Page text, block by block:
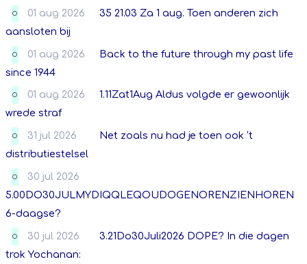
O 01 aug 2026
35 21.03 Za 1 aug. Toen anderen zich
aansloten bij
O 01 aug 2026
Back to the future through my past life
since 1944
O 01 aug 2026
1.11Zat1Aug Aldus volgde er gewoonlijk
wrede straf
O 31 jul 2026
Net zoals nu had je toen ook ‘t
distributiestelsel
O
30 jul 2026
5.00DO30JULMYDIQQLEQOUDOGENORENZIENHOREN
6-daagse?
O 30 jul 2026
3.21Do30Juli2026 DOPE? In die dagen
trok Yochanan: